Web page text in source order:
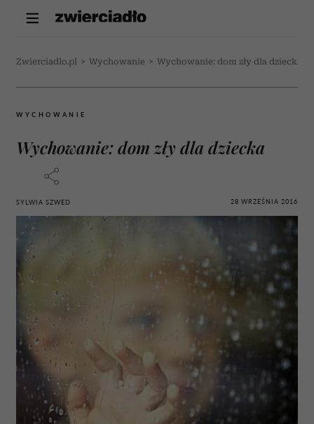
Zwierciadlo.pl > Wychowanie > Wychowanie: dom zły dla dziecka
WYCHOWANIE
Wychowanie: dom zły dla dziecka
SYLWIA SZWED 28 WRZEŚNIA 2016